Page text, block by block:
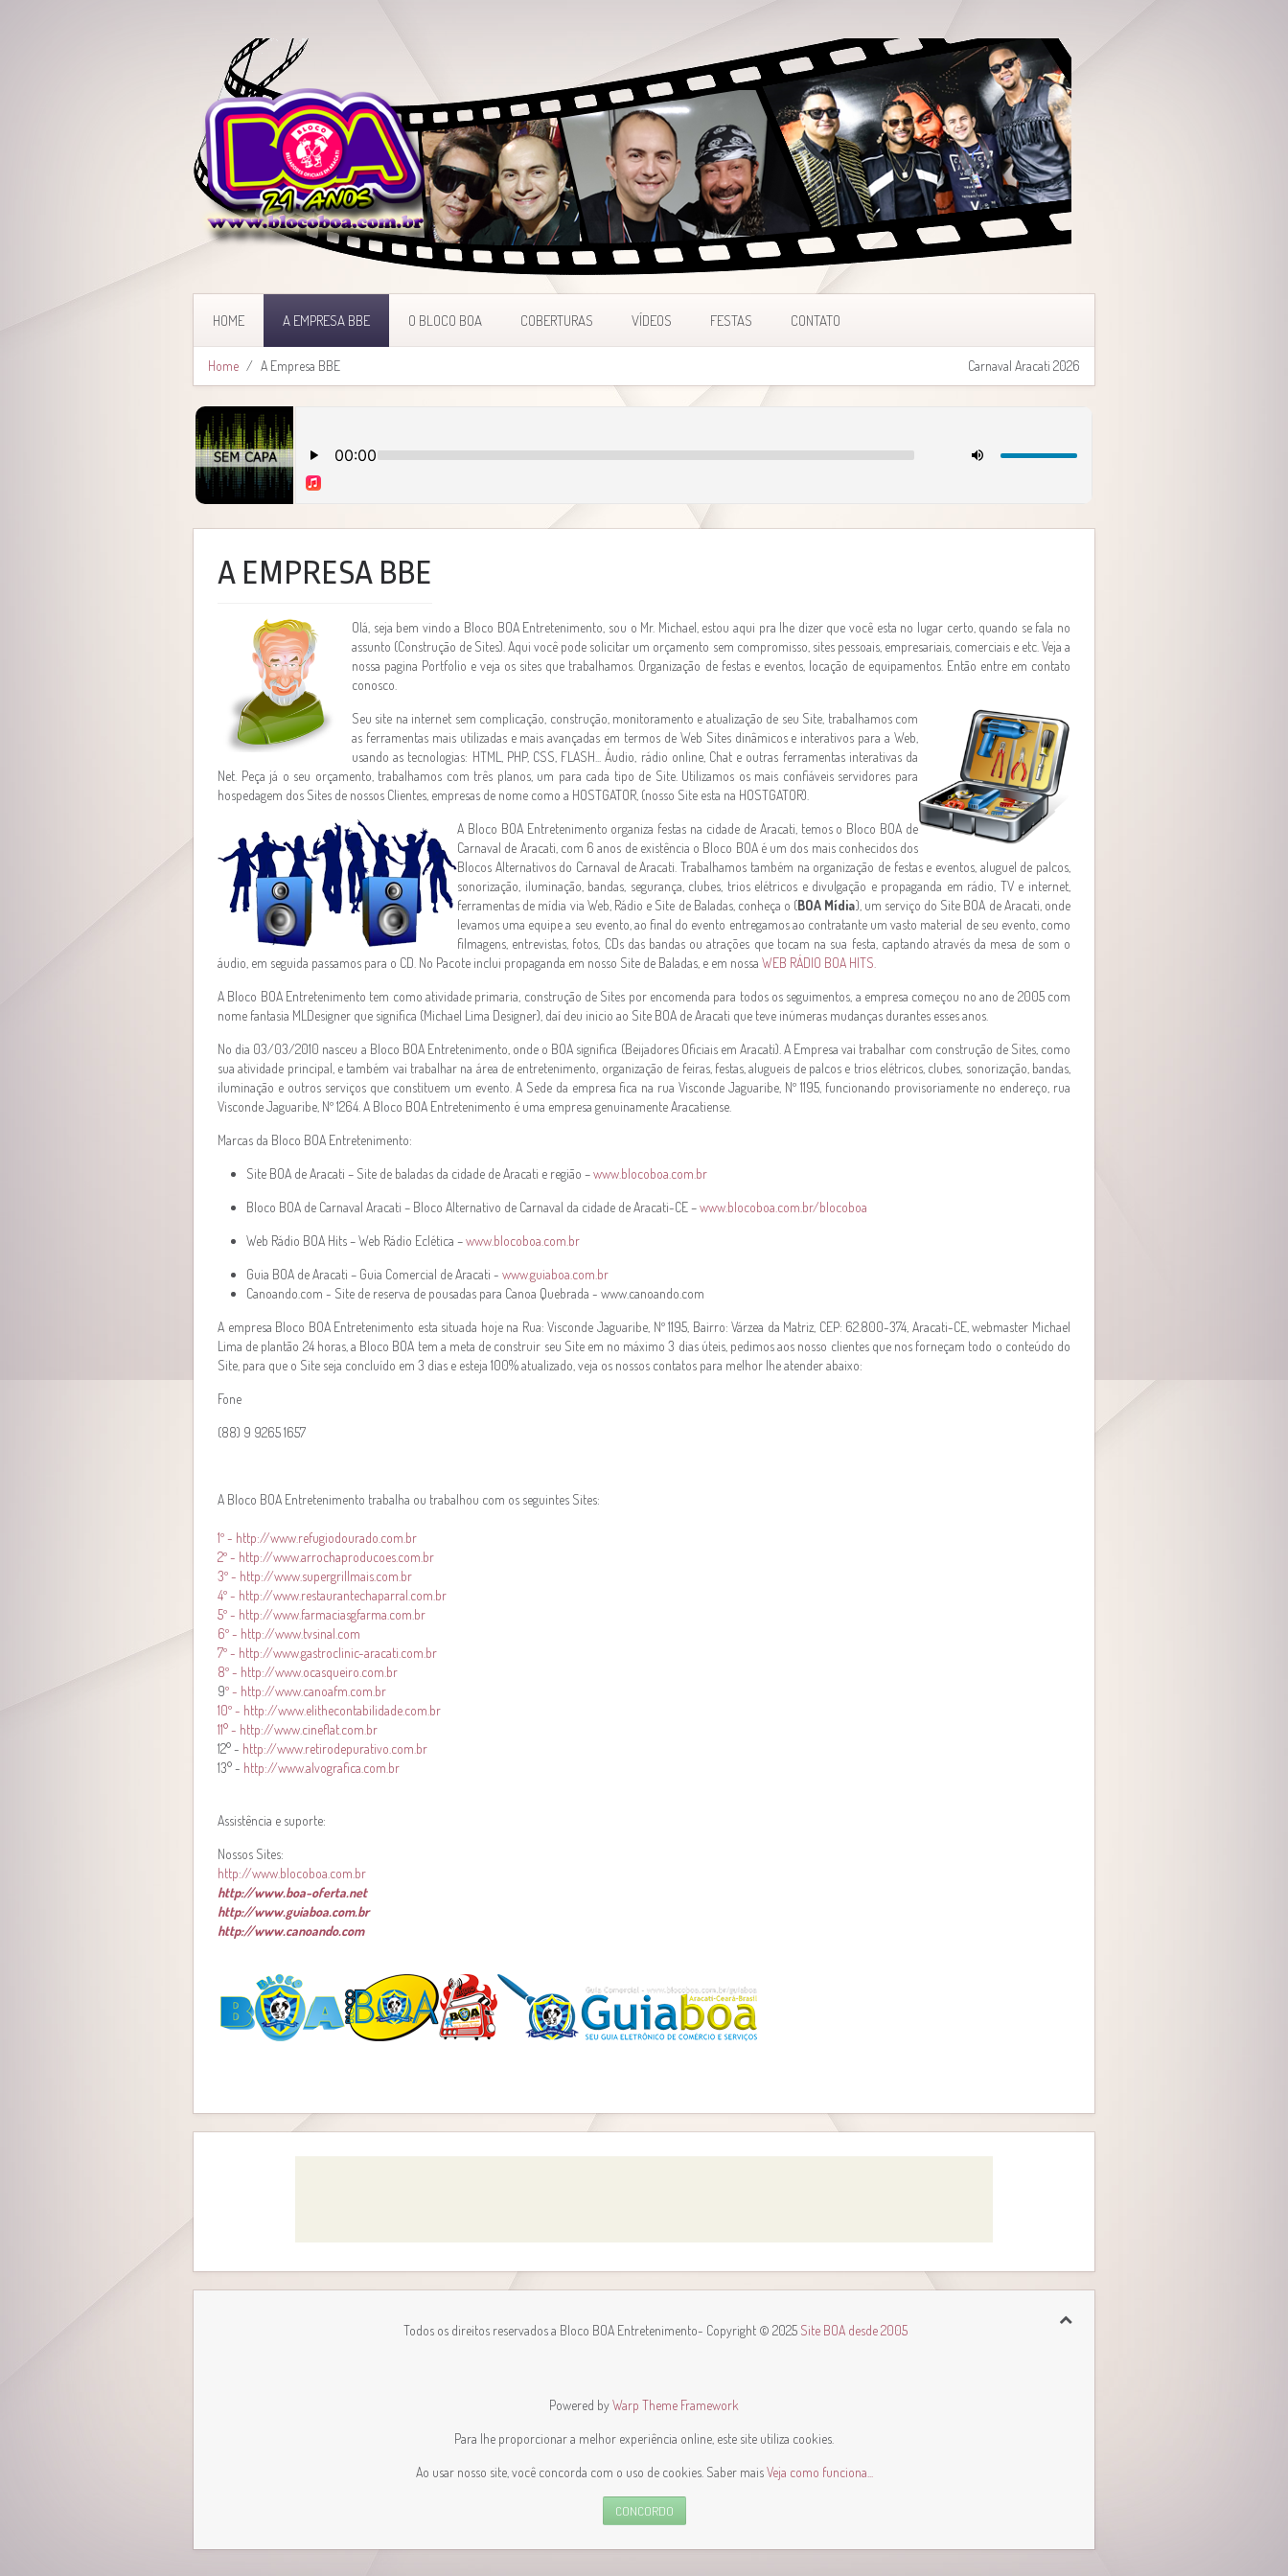
HOME A EMPRESA BBE O BLOCO BOA COBERTURAS VÍDEOS FESTAS CONTATO
Home A Empresa BBE Carnaval Aracati 2026
A EMPRESA BBE
Olá, seja bem vindo a Bloco BOA Entretenimento, sou o Mr. Michael, estou aqui pra lhe dizer que você esta no lugar certo, quando se fala no
assunto (Construção de Sites). Aqui você pode solicitar um orçamento sem compromisso, sites pessoais, empresariais, comerciais e etc. Veja a
nossa pagina Portfolio e veja os sites que trabalhamos. Organização de festas e eventos, locação de equipamentos. Então entre em contato
conosco.
Seu site na internet sem complicação, construção, monitoramento e atualização de seu Site, trabalhamos com
as ferramentas mais utilizadas e mais avançadas em termos de Web Sites dinâmicos e interativos para a Web,
usando as tecnologias: HTML, PHP, CSS, FLASH... Áudio, rádio online, Chat e outras ferramentas interativas da
Net. Peça já o seu orçamento, trabalhamos com três planos, um para cada tipo de Site. Utilizamos os mais confiáveis servidores para
hospedagem dos Sites de nossos Clientes, empresas de nome como a HOSTGATOR, (nosso Site esta na HOSTGATOR).
A Bloco BOA Entretenimento organiza festas na cidade de Aracati, temos o Bloco BOA de
Carnaval de Aracati, com 6 anos de existência o Bloco BOA é um dos mais conhecidos dos
Blocos Alternativos do Carnaval de Aracati. Trabalhamos também na organização de festas e eventos, aluguel de palcos,
sonorização, iluminação, bandas, segurança, clubes, trios elétricos e divulgação e propaganda em rádio, TV e internet,
ferramentas de mídia via Web, Rádio e Site de Baladas, conheça o (BOA Mídia), um serviço do Site BOA de Aracati, onde
levamos uma equipe a seu evento, ao final do evento entregamos ao contratante um vasto material de seu evento, como
filmagens, entrevistas, fotos, CDs das bandas ou atrações que tocam na sua festa, captando através da mesa de som o
áudio, em seguida passamos para o CD. No Pacote inclui propaganda em nosso Site de Baladas, e em nossa WEB RÁDIO BOA HITS.
A Bloco BOA Entretenimento tem como atividade primaria, construção de Sites por encomenda para todos os seguimentos, a empresa começou no ano de 2005 com
nome fantasia MLDesigner que significa (Michael Lima Designer), daí deu inicio ao Site BOA de Aracati que teve inúmeras mudanças durantes esses anos.
No dia 03/03/2010 nasceu a Bloco BOA Entretenimento, onde o BOA significa (Beijadores Oficiais em Aracati). A Empresa vai trabalhar com construção de Sites, como
sua atividade principal, e também vai trabalhar na área de entretenimento, organização de feiras, festas, alugueis de palcos e trios elétricos, clubes, sonorização, bandas,
iluminação e outros serviços que constituem um evento. A Sede da empresa fica na rua Visconde Jaguaribe, Nº 1195, funcionando provisoriamente no endereço, rua
Visconde Jaguaribe, Nº 1264. A Bloco BOA Entretenimento é uma empresa genuinamente Aracatiense.
Marcas da Bloco BOA Entretenimento:
Site BOA de Aracati – Site de baladas da cidade de Aracati e região –www.blocoboa.com.br
Bloco BOA de Carnaval Aracati – Bloco Alternativo de Carnaval da cidade de Aracati-CE –www.blocoboa.com.br/blocoboa
Web Rádio BOA Hits – Web Rádio Eclética –www.blocoboa.com.br
Guia BOA de Aracati – Guia Comercial de Aracati - www.guiaboa.com.br
Canoando.com - Site de reserva de pousadas para Canoa Quebrada - www.canoando.com
A empresa Bloco BOA Entretenimento esta situada hoje na Rua: Visconde Jaguaribe, Nº 1195, Bairro: Várzea da Matriz, CEP: 62.800-374, Aracati-CE, webmaster Michael
Lima de plantão 24 horas, a Bloco BOA tem a meta de construir seu Site em no máximo 3 dias úteis, pedimos aos nosso clientes que nos forneçam todo o conteúdo do
Site, para que o Site seja concluído em 3 dias e esteja 100% atualizado, veja os nossos contatos para melhor lhe atender abaixo:
Fone
(88) 9 9265 1657
A Bloco BOA Entretenimento trabalha ou trabalhou com os seguintes Sites:
1º - http://www.refugiodourado.com.br
2º - http://www.arrochaproducoes.com.br
3º - http://www.supergrillmais.com.br
4º - http://www.restaurantechaparral.com.br
5º - http://www.farmaciasgfarma.com.br
6º - http://www.tvsinal.com
7º - http://www.gastroclinic-aracati.com.br
8º - http://www.ocasqueiro.com.br
9º - http://www.canoafm.com.br
10º - http://www.elithecontabilidade.com.br
11° - http://www.cineflat.com.br
12° - http://www.retirodepurativo.com.br
13° - http://www.alvografica.com.br
Assistência e suporte:
Nossos Sites:
http://www.blocoboa.com.br
http://www.boa-oferta.net
http://www.guiaboa.com.br
http://www.canoando.com
Todos os direitos reservados a Bloco BOA Entretenimento- Copyright © 2025 Site BOA desde 2005
Powered byWarp Theme Framework
Para lhe proporcionar a melhor experiência online, este site utiliza cookies.
Ao usar nosso site, você concorda com o uso de cookies. Saber maisVeja como funciona...
CONCORDO